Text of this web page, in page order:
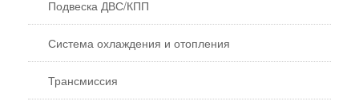
Подвеска ДВС/КПП
Система охлаждения и отопления
Трансмиссия